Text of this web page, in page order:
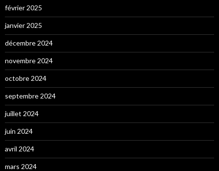
février 2025
janvier 2025
décembre 2024
novembre 2024
octobre 2024
septembre 2024
juillet 2024
juin 2024
avril 2024
mars 2024